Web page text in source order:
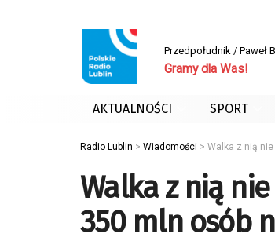
Przedpołudnik / Paweł
Gramy dla Was!
AKTUALNOŚCI SPORT
Radio Lublin > Wiadomości > Walka z nią
Walka z nią
350 mln osób